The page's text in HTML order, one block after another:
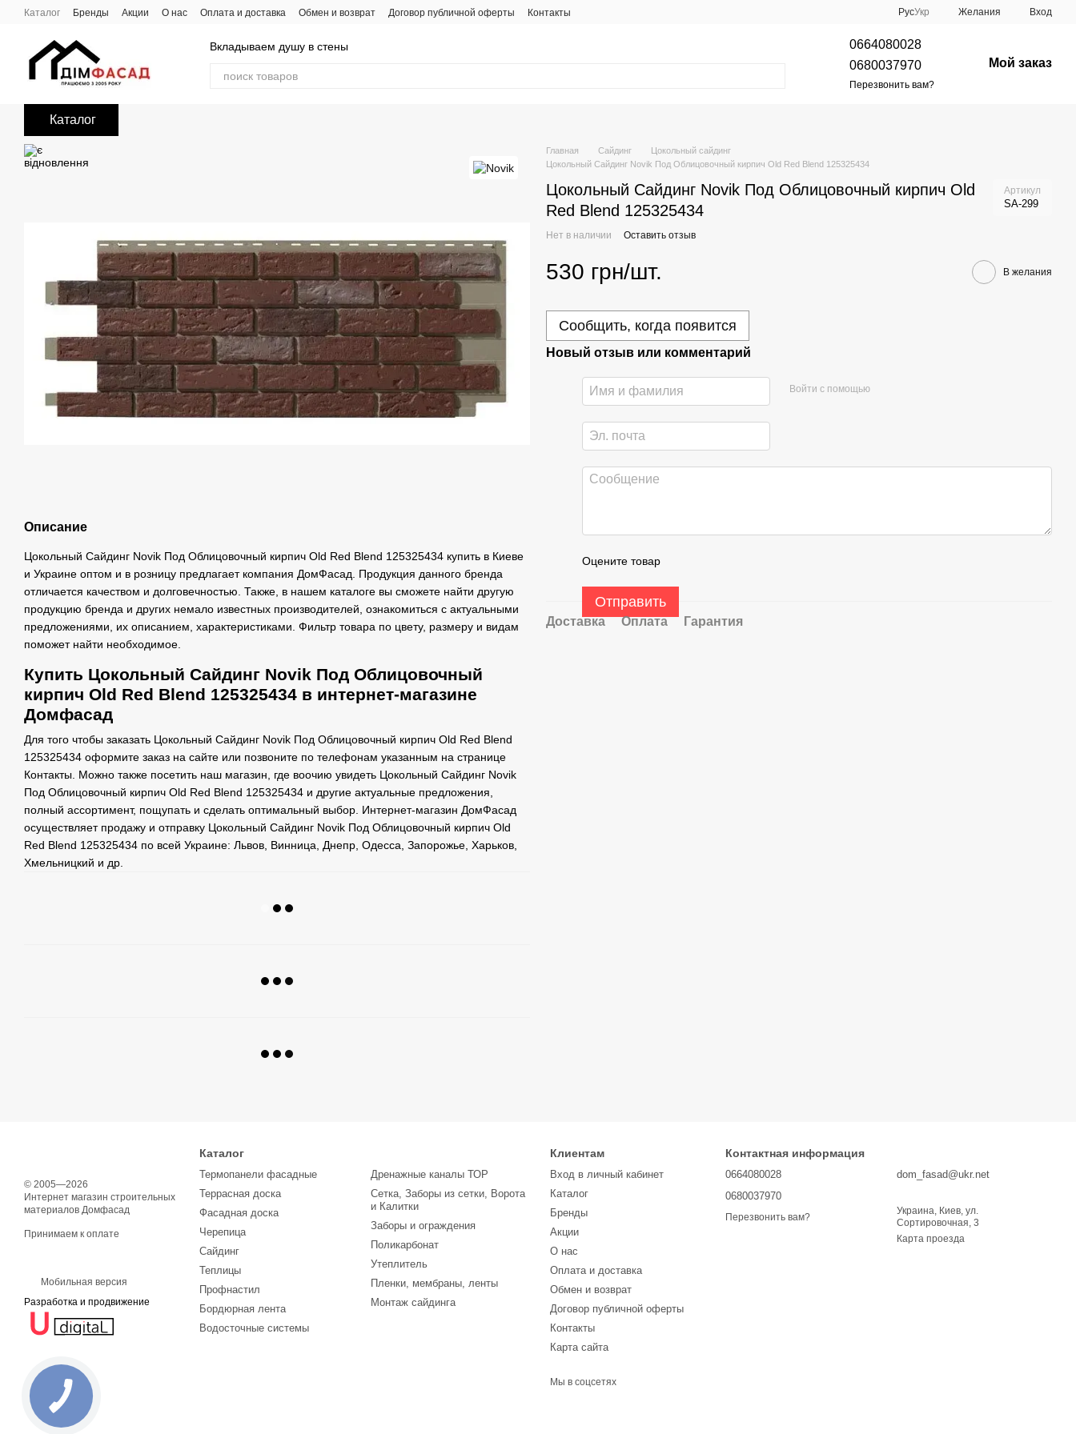
Перейти к основному контенту
Каталог Бренды Акции О нас Оплата и доставка Обмен и возврат Договор публичной оферты Контакты РусУкр Желания Вход
Вкладываем душу в стены
0664080028
0680037970
Перезвонить вам?
Мой заказ
Каталог
Описание
Цокольный Сайдинг Novik Под Облицовочный кирпич Old Red Blend 125325434 купить в Киеве
и Украине оптом и в розницу предлагает компания ДомФасад. Продукция данного бренда
отличается качеством и долговечностью. Также, в нашем каталоге вы сможете найти другую
продукцию бренда и других немало известных производителей, ознакомиться с актуальными
предложениями, их описанием, характеристиками. Фильтр товара по цвету, размеру и видам
поможет найти необходимое.
Купить Цокольный Сайдинг Novik Под Облицовочный
кирпич Old Red Blend 125325434 в интернет-магазине
Домфасад
Для того чтобы заказать Цокольный Сайдинг Novik Под Облицовочный кирпич Old Red Blend
125325434 оформите заказ на сайте или позвоните по телефонам указанным на странице
Контакты. Можно также посетить наш магазин, где воочию увидеть Цокольный Сайдинг Novik
Под Облицовочный кирпич Old Red Blend 125325434 и другие актуальные предложения,
полный ассортимент, пощупать и сделать оптимальный выбор. Интернет-магазин ДомФасад
осуществляет продажу и отправку Цокольный Сайдинг Novik Под Облицовочный кирпич Old
Red Blend 125325434 по всей Украине: Львов, Винница, Днепр, Одесса, Запорожье, Харьков,
Хмельницкий и др.
Главная Сайдинг
Цокольный сайдинг
Цокольный Сайдинг Novik Под Облицовочный кирпич Old Red Blend 125325434
Цокольный Сайдинг Novik Под Облицовочный кирпич Old
Red Blend 125325434
Артикул
SA-299
Нет в наличии Оставить отзыв
530 грн/шт. В желания
Сообщить, когда появится
Новый отзыв или комментарий
Войти с помощью
Оцените товар
Отправить
Доставка Оплата Гарантия
© 2005—2026
Интернет магазин строительных
материалов Домфасад
Принимаем к оплате
Мобильная версия
Разработка и продвижение
Каталог
Термопанели фасадные
Террасная доска
Фасадная доска
Черепица
Сайдинг
Теплицы
Профнастил
Бордюрная лента
Водосточные системы
Дренажные каналы ТОР
Сетка, Заборы из сетки, Ворота
и Калитки
Заборы и ограждения
Поликарбонат
Утеплитель
Пленки, мембраны, ленты
Монтаж сайдинга
Клиентам
Вход в личный кабинет
Каталог
Бренды
Акции
О нас
Оплата и доставка
Обмен и возврат
Договор публичной оферты
Контакты
Карта сайта
Мы в соцсетях
Контактная информация
0664080028
0680037970
Перезвонить вам?
dom_fasad@ukr.net
Украина, Киев, ул.
Сортировочная, 3
Карта проезда